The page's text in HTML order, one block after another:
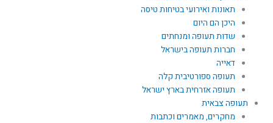
תאונות ואירועי בטיחות טיסה
היכן הם היום
שדות תעופה ומנחתים
חברות תעופה בישראל
דאייה
תעופה ספורטיבית קלה
תעופה אזרחית בארץ ישראל
תעופה צבאית
מחקרים, מאמרים וכתבות